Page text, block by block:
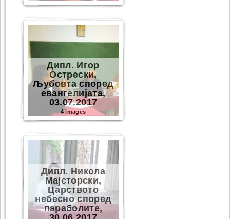
Дипл. Игор
Острески,
Љубовта според
евангелијата,
03.07.2017
4 images
Дипл. Никола
Мајсторски,
Царството
небесно според
параболите,